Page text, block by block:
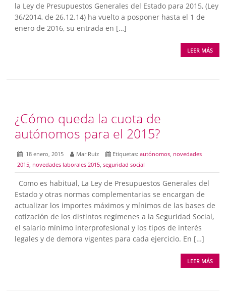
la Ley de Presupuestos Generales del Estado para 2015, (Ley
36/2014, de 26.12.14) ha vuelto a posponer hasta el 1 de
enero de 2016, su entrada en […]
LEER MÁS
¿Cómo queda la cuota de
autónomos para el 2015?
18 enero, 2015 Mar Ruiz Etiquetas:autónomos, novedades
2015, novedades laborales 2015,seguridad social
Como es habitual, La Ley de Presupuestos Generales del
Estado y otras normas complementarias se encargan de
actualizar los importes máximos y mínimos de las bases de
cotización de los distintos regímenes a la Seguridad Social,
el salario mínimo interprofesional y los tipos de interés
legales y de demora vigentes para cada ejercicio. En […]
LEER MÁS